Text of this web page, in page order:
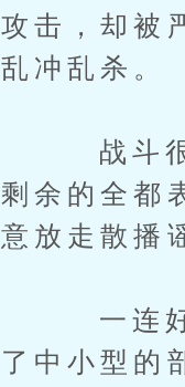
攻击，却被
乱冲乱杀。
战斗很快
剩余的全都
意放走散播
一连好几
了中小型的